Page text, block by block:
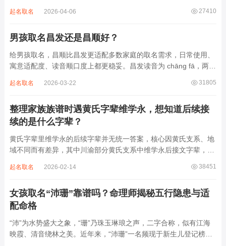
急促的鼓点，这类音频本身具备静心的基础特质。睡前思绪繁杂、
27410
起名取名 2026-04-06
男孩取名昌发还是昌顺好？
给男孩取名，昌顺比昌发更适配多数家庭的取名需求，日常使用、
寓意适配度、读音顺口度上都更稳妥。昌发读音为 chāng fā，两个
离叫名字时辨识度不高。昌字本义为兴盛、繁茂，发字核心指向发
31805
起名取名 2026-03-22
整理家族族谱时遇黄氏字辈维学永，想知道后续接
续的是什么字辈？
黄氏字辈里维学永的后续字辈并无统一答案，核心因黄氏支系、地
域不同而有差异，其中川渝部分黄氏支系中维学永后接文字辈，完
某支系的续修字辈，在安岳、岳池一带的黄氏族谱里能明确查到，
38451
起名取名 2026-02-14
女孩取名“沛珊”靠谱吗？命理师揭秘五行隐患与适
配命格
“沛”为水势盛大之象，“珊”乃珠玉琳琅之声，二字合称，似有江海
映霞、清音绕林之美。近年来，“沛珊”一名频现于新生儿登记榜